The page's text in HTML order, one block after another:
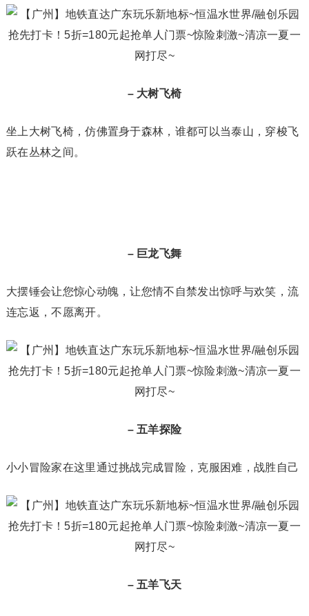
– 大树飞椅
坐上大树飞椅，仿佛置身于森林，谁都可以当泰山，穿梭飞
跃在丛林之间。
大摆锤会让您惊心动魄，让您情不自禁发出惊呼与欢笑，流